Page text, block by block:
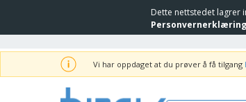
Dette nettstedet lagrer
Personvernerklæring
Vi har oppdaget at du prøver å få tilgang